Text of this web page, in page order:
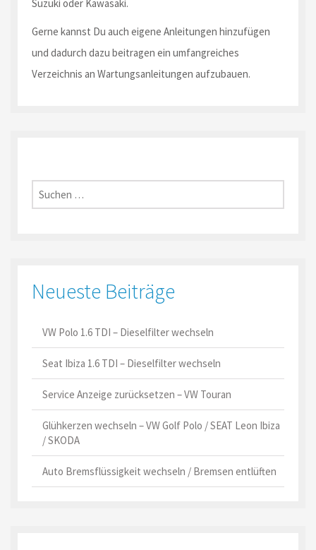
Suzuki oder Kawasaki.
Gerne kannst Du auch eigene Anleitungen hinzufügen
und dadurch dazu beitragen ein umfangreiches
Verzeichnis an Wartungsanleitungen aufzubauen.
Suche
nach:
Neueste Beiträge
VW Polo 1.6 TDI – Dieselfilter wechseln
Seat Ibiza 1.6 TDI – Dieselfilter wechseln
Service Anzeige zurücksetzen – VW Touran
Glühkerzen wechseln – VW Golf Polo / SEAT Leon Ibiza
/ SKODA
Auto Bremsflüssigkeit wechseln / Bremsen entlüften